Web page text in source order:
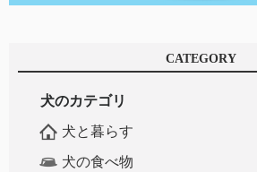
CATEGORY
犬のカテゴリ
犬と暮らす
犬の食べ物